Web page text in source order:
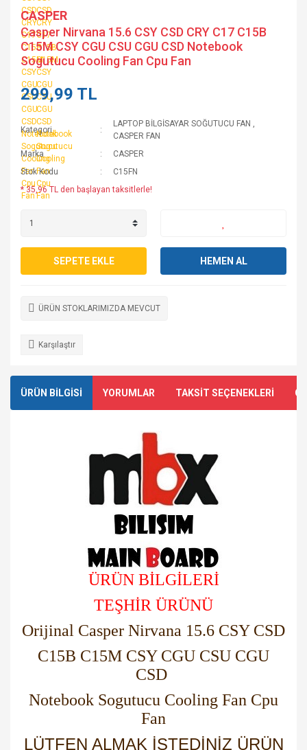
CASPER
Casper Nirvana 15.6 CSY CSD CRY C17 C15B
C15M CSY CGU CSU CGU CSD Notebook
Sogutucu Cooling Fan Cpu Fan
299,99 TL
Kategori
LAPTOP BİLGİSAYAR SOĞUTUCU FAN ,
CASPER FAN
Marka
CASPER
Stok Kodu
C15FN
* 35,96 TL den başlayan taksitlerle!
SEPETE EKLE HEMEN AL
ÜRÜN STOKLARIMIZDA MEVCUT
Karşılaştır
ÜRÜN BİLGİSİ YORUMLAR TAKSİT SEÇENEKLERİ
ÜRÜN BİLGİLERİ
TEŞHİR ÜRÜNÜ
Orijinal Casper Nirvana 15.6 CSY CSD
C15B C15M CSY CGU CSU CGU
CSD
Notebook Sogutucu Cooling Fan Cpu
Fan
LÜTFEN ALMAK İSTEDİNİZ ÜRÜN